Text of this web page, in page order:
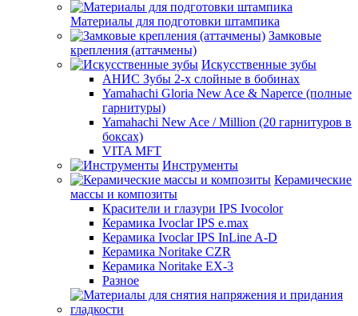
Материалы для подготовки штампика
Замковые
крепления (аттачмены)
Искусственные зубы
АНИС Зубы 2-х слойные в бобинах
Yamahachi Gloria New Ace & Naperce (полные
гарнитуры)
Yamahachi New Ace / Million (20 гарнитуров в
боксах)
VITA MFT
Инструменты
Керамические
массы и композиты
Красители и глазури IPS Ivocolor
Керамика Ivoclar IPS e.max
Керамика Ivoclar IPS InLine A-D
Керамика Noritake CZR
Керамика Noritake EX-3
Разное